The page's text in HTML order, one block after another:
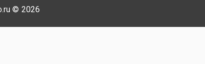
© 2026